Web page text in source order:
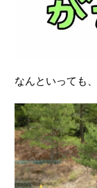
なんといっても、